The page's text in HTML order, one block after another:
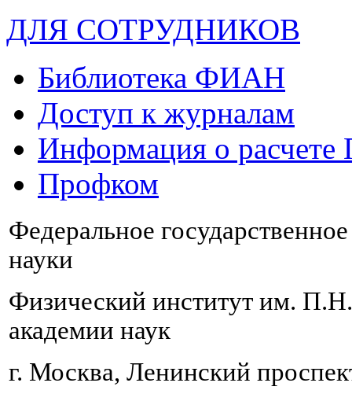
ДЛЯ СОТРУДНИКОВ
Библиотека ФИАН
Доступ к журналам
Информация о
Профком
Федеральное
науки
Физический институт им.
академии наук
г. Москва, Ленинский